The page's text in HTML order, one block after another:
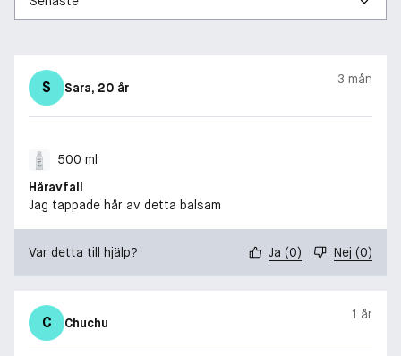
S Sara, 20 år
3 mån
500 ml
Håravfall
Jag tappade hår av detta balsam
Var detta till hjälp? Ja (0) Nej (0)
C Chuchu
1 år